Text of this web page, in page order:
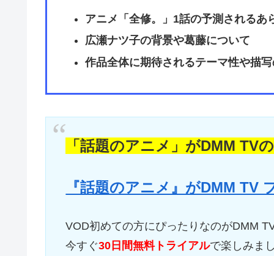
アニメ「全修。」1話の予測されるあ
広瀬ナツ子の背景や葛藤について
作品全体に期待されるテーマ性や描
「話題のアニメ」がDMM TV
『話題のアニメ』がDMM TV
VOD初めての方にぴったりなのがDMM
今すぐ30日間無料トライアルで楽しみま